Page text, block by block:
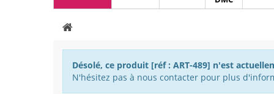
Désolé, ce produit [réf : ART-489] n'est
N'hésitez pas à nous contacter pour plus